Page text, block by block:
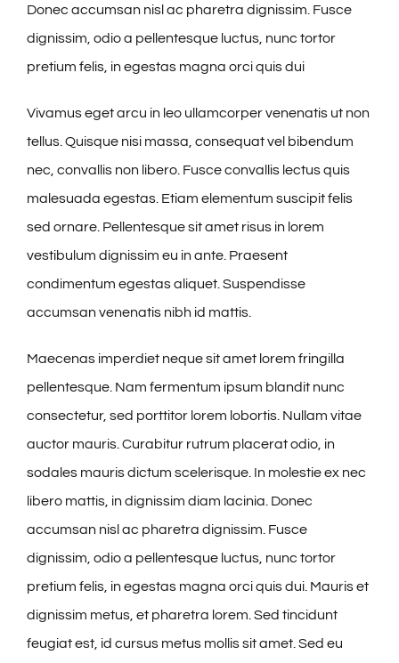
Donec accumsan nisl ac pharetra dignissim. Fusce
dignissim, odio a pellentesque luctus, nunc tortor
pretium felis, in egestas magna orci quis dui
Vivamus eget arcu in leo ullamcorper venenatis ut non
tellus. Quisque nisi massa, consequat vel bibendum
nec, convallis non libero. Fusce convallis lectus quis
malesuada egestas. Etiam elementum suscipit felis
sed ornare. Pellentesque sit amet risus in lorem
vestibulum dignissim eu in ante. Praesent
condimentum egestas aliquet. Suspendisse
accumsan venenatis nibh id mattis.
Maecenas imperdiet neque sit amet lorem fringilla
pellentesque. Nam fermentum ipsum blandit nunc
consectetur, sed porttitor lorem lobortis. Nullam vitae
auctor mauris. Curabitur rutrum placerat odio, in
sodales mauris dictum scelerisque. In molestie ex nec
libero mattis, in dignissim diam lacinia. Donec
accumsan nisl ac pharetra dignissim. Fusce
dignissim, odio a pellentesque luctus, nunc tortor
pretium felis, in egestas magna orci quis dui. Mauris et
dignissim metus, et pharetra lorem. Sed tincidunt
feugiat est, id cursus metus mollis sit amet. Sed eu